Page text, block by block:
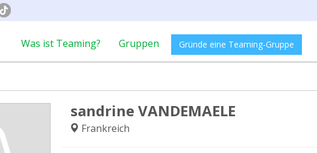
Was ist Teaming? Gruppen Gründe eine Teaming-Gruppe
sandrine VANDEMAELE
Frankreich